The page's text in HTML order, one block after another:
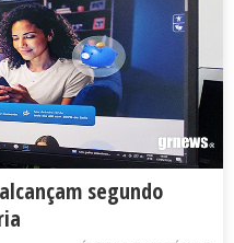
segundo